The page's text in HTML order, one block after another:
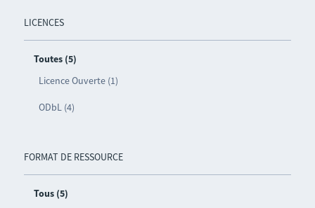
LICENCES
Toutes (5)
Licence Ouverte (1)
ODbL (4)
FORMAT DE RESSOURCE
Tous (5)